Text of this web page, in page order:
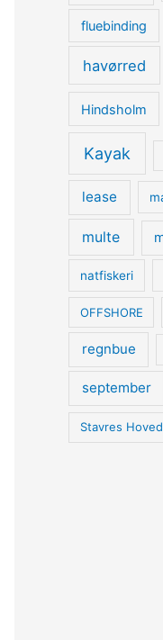
fluebinding
havørred
Hindsholm
Kayak
lease
multe
natfiskeri
OFFSHORE
regnbue
september
Stavres Hoved